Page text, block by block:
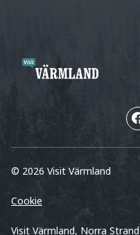
© 2026 Visit Värmland
Cookie
Visit Värmland, Norra